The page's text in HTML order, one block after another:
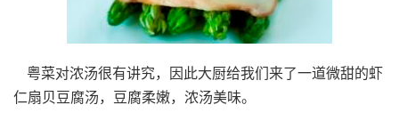
粤菜对浓汤很有讲究，因此大厨给我们来了一道微甜的虾
仁扇贝豆腐汤，豆腐柔嫩，浓汤美味。